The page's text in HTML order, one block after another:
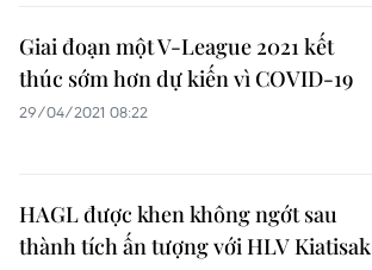
Giai đoạn một V-League 2021 kết
thúc sớm hơn dự kiến vì COVID-19
29/04/2021 08:22
HAGL được khen không ngớt sau
thành tích ấn tượng với HLV Kiatisak